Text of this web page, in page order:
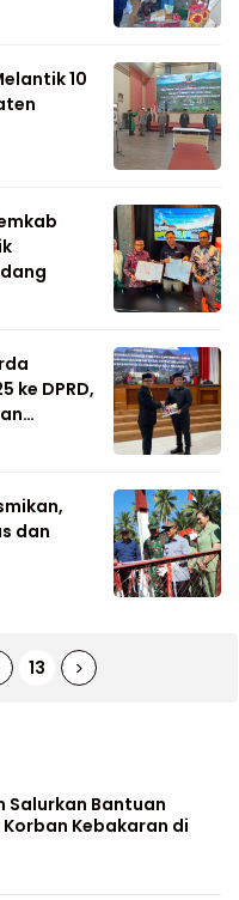
10
ke DPRD,
dan
13
Salurkan Bantuan
Kebakaran di